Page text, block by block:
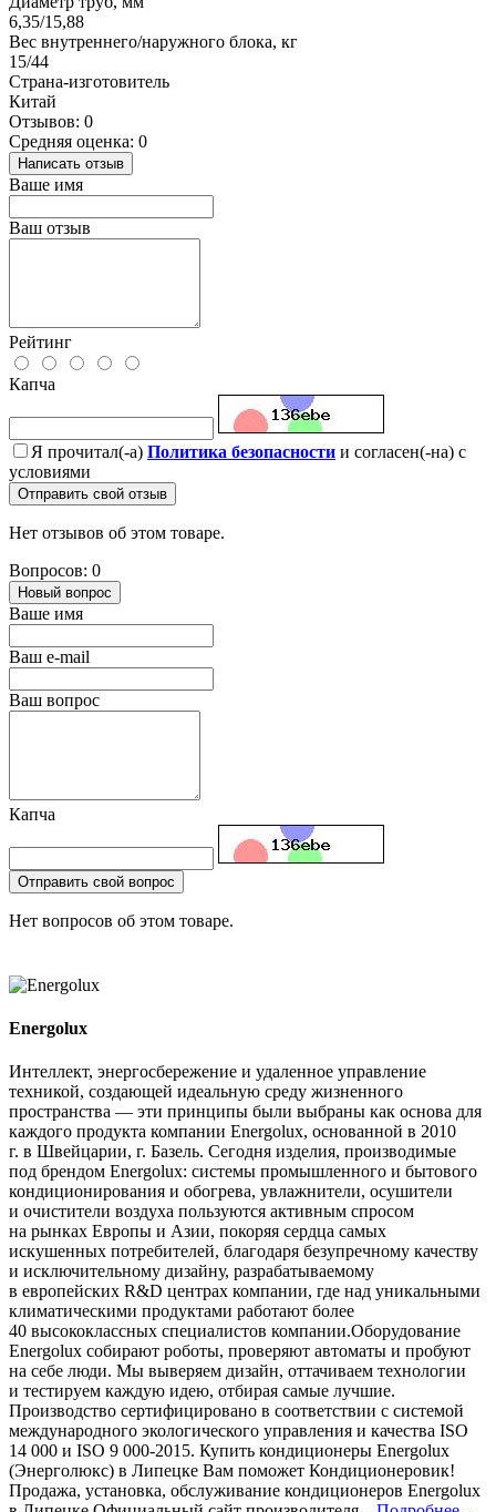
6,35/15,88
Вес внутреннего/наружного блока, кг
15/44
Страна-изготовитель
Китай
Отзывов: 0
Средняя оценка: 0
Написать отзыв
Ваше имя
Ваш отзыв
Рейтинг
Капча
Я прочитал(-а) Политика безопасности и согласен(-на) с
условиями
Отправить свой отзыв
Нет отзывов об этом товаре.
Вопросов: 0
Новый вопрос
Ваше имя
Ваш e-mail
Ваш вопрос
Капча
Отправить свой вопрос
Нет вопросов об этом товаре.
Energolux
Интеллект, энергосбережение и удаленное управление
техникой, создающей идеальную среду жизненного
пространства — эти принципы были выбраны как основа для
каждого продукта компании Energolux, основанной в 2010
г. в Швейцарии, г. Базель. Сегодня изделия, производимые
под брендом Energolux: системы промышленного и бытового
кондиционирования и обогрева, увлажнители, осушители
и очистители воздуха пользуются активным спросом
на рынках Европы и Азии, покоряя сердца самых
искушенных потребителей, благодаря безупречному качеству
и исключительному дизайну, разрабатываемому
в европейских R&D центрах компании, где над уникальными
климатическими продуктами работают более
40 высококлассных специалистов компании.Оборудование
Energolux собирают роботы, проверяют автоматы и пробуют
на себе люди. Мы выверяем дизайн, оттачиваем технологии
и тестируем каждую идею, отбирая самые лучшие.
Производство сертифицировано в соответствии с системой
международного экологического управления и качества ISO
14 000 и ISO 9 000-2015. Купить кондиционеры Energolux
(Энерголюкс) в Липецке Вам поможет Кондиционеровик!
Продажа, установка, обслуживание кондиционеров Energolux